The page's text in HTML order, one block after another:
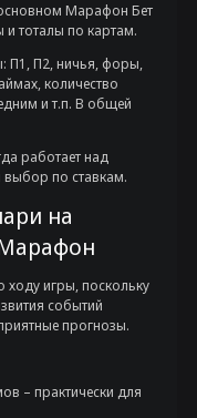
Марафон Бет
тоталы по картам.
П1, П2, ничья, форы,
количество
и т.п. В общей
работает над
по ставкам.
на
ходу игры, поскольку
событий
прогнозы.
– практически для